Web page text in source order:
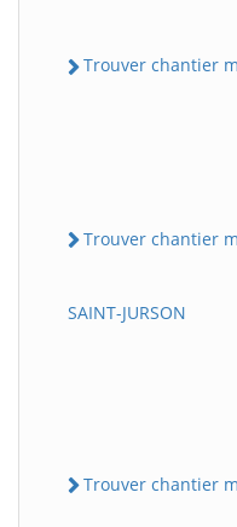
Trouver chantier
Trouver chantier
SAINT-JURSON
Trouver chantier